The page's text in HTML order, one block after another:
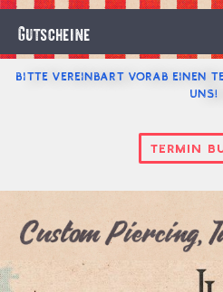
Gutscheine
Bittevereinbart vorab einen
uns!
Termin